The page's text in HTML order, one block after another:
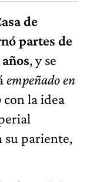
de
partes de
, y se
empeñado en
con la idea
su pariente,